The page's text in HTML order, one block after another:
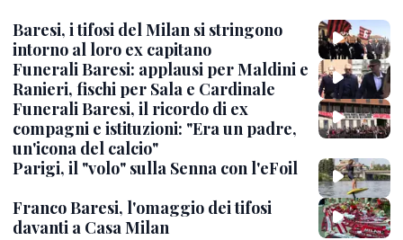
Baresi, i tifosi del Milan si stringono
intorno al loro ex capitano
Funerali Baresi: applausi per Maldini e
Ranieri, fischi per Sala e Cardinale
Funerali Baresi, il ricordo di ex
compagni e istituzioni: "Era un padre,
un'icona del calcio"
Parigi, il "volo" sulla Senna con l'eFoil
Franco Baresi, l'omaggio dei tifosi
davanti a Casa Milan